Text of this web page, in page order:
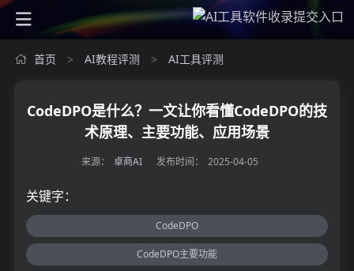
首页 > AI教程评测 > AI工具评测
CodeDPO是什么？一文让你看懂CodeDPO的技
术原理、主要功能、应用场景
来源： 卓商AI 发布时间： 2025-04-05
关键字：
CodeDPO
CodeDPO主要功能